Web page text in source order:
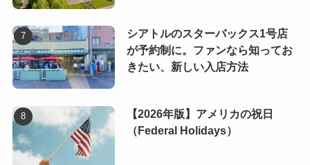
シアトルのスターバックス1号店
が予約制に。ファンなら知ってお
きたい、新しい入店方法
【2026年版】アメリカの祝日
（Federal Holidays）